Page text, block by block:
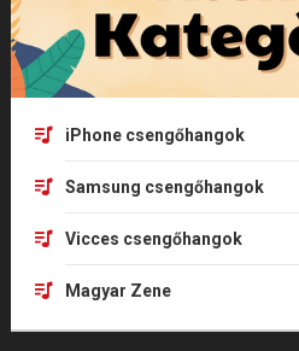
iPhone csengőhangok
Samsung csengőhangok
Vicces csengőhangok
Magyar Zene